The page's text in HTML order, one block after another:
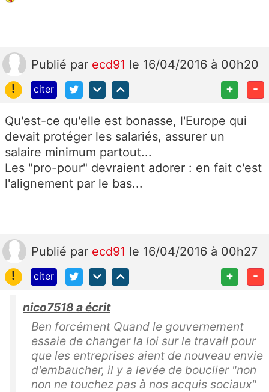
Publié par ecd91 le 16/04/2016 à 00h20
!
citer + -
Qu'est-ce qu'elle est bonasse, l'Europe qui
devait protéger les salariés, assurer un
salaire minimum partout...
Les "pro-pour" devraient adorer : en fait c'est
l'alignement par le bas...
Publié par ecd91 le 16/04/2016 à 00h27
!
citer + -
nico7518 a écrit
Ben forcément Quand le gouvernement
essaie de changer la loi sur le travail pour
que les entreprises aient de nouveau envie
d'embaucher, il y a levée de bouclier "non
non ne touchez pas à nos acquis sociaux"